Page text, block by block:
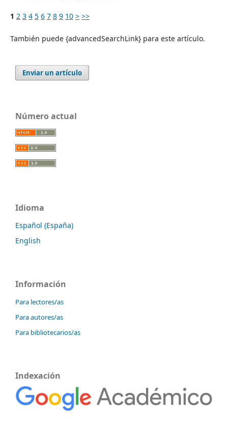
1 2 3 4 5 6 7 8 9 10 > >>
También puede {advancedSearchLink} para este artículo.
Enviar un artículo
Número actual
Idioma
Español (España)
English
Información
Para lectores/as
Para autores/as
Para bibliotecarios/as
Indexación